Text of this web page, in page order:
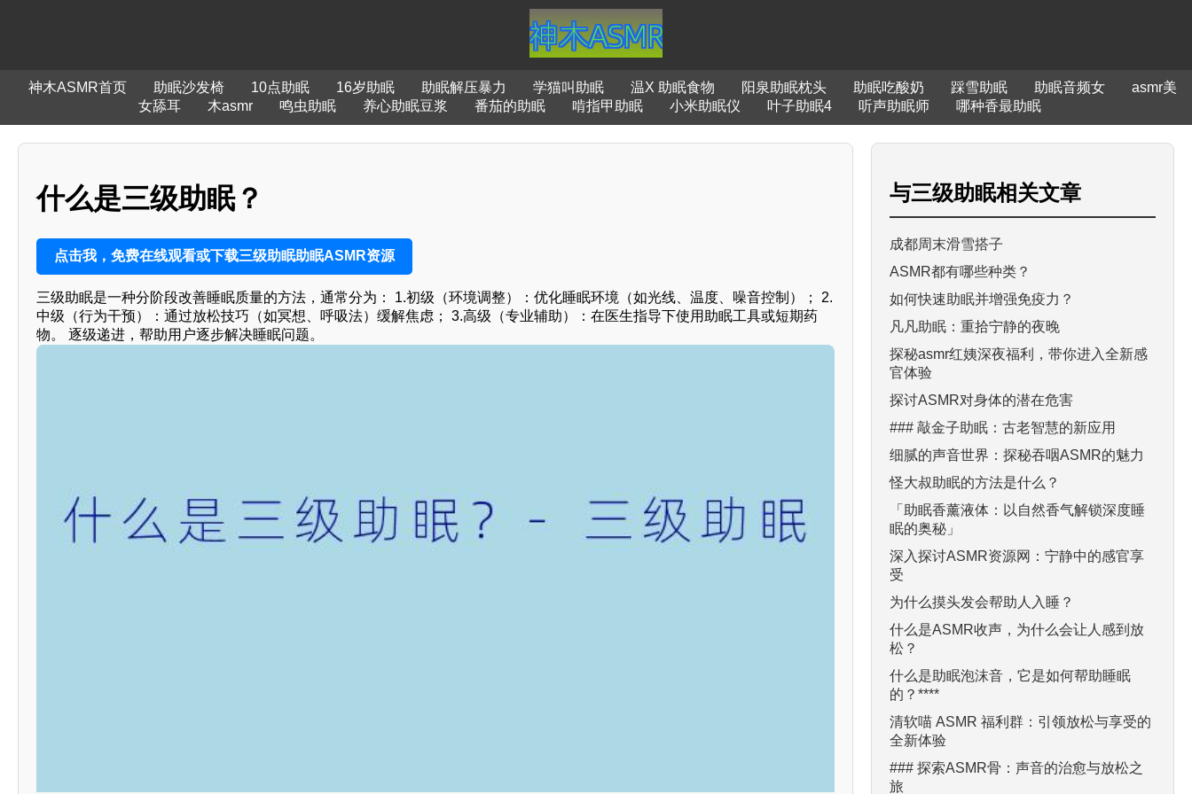
神木ASMR首页 助眠沙发椅 10点助眠 16岁助眠 助眠解压暴力 学猫叫助眠 温X 助眠食物 阳泉助眠枕头 助眠吃酸奶 踩雪助眠 助眠音频女
asmr美
女舔耳
木asmr 鸣虫助眠 养心助眠豆浆 番茄的助眠 啃指甲助眠 小米助眠仪 叶子助眠4 听声助眠师 哪种香最助眠
什么是三级助眠？
点击我，免费在线观看或下载三级助眠助眠ASMR资源
三级助眠是一种分阶段改善睡眠质量的方法，通常分为： 1.初级（环境调整）：优化睡眠环境（如光线、温度、噪音控制）； 2.
中级（行为干预）：通过放松技巧（如冥想、呼吸法）缓解焦虑； 3.高级（专业辅助）：在医生指导下使用助眠工具或短期药
物。 逐级递进，帮助用户逐步解决睡眠问题。
与三级助眠相关文章
成都周末滑雪搭子
ASMR都有哪些种类？
如何快速助眠并增强免疫力？
凡凡助眠：重拾宁静的夜晚
探秘asmr红姨深夜福利，带你进入全新感
官体验
探讨ASMR对身体的潜在危害
### 敲金子助眠：古老智慧的新应用
细腻的声音世界：探秘吞咽ASMR的魅力
怪大叔助眠的方法是什么？
「助眠香薰液体：以自然香气解锁深度睡
眠的奥秘」
深入探讨ASMR资源网：宁静中的感官享
受
为什么摸头发会帮助人入睡？
什么是ASMR收声，为什么会让人感到放
松？
什么是助眠泡沫音，它是如何帮助睡眠
的？****
清软喵 ASMR 福利群：引领放松与享受的
全新体验
### 探索ASMR骨：声音的治愈与放松之
旅